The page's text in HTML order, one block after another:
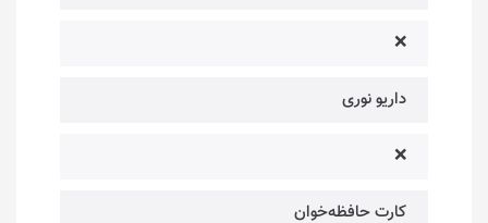
❌
داریو نوری
❌
کارت حافظه‌خوان